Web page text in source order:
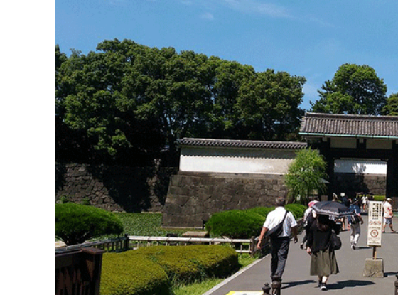
Vườn Đông của Cung điện Hoàng gia Tokyo là một trong
Honmaru là một khu vực bãi cỏ lớn, nơi du khách có thể
gàng, với nhiều hồ nước, cây cầu và những con đường lát
những loài hoa và cây cối theo mùa được chăm sóc cẩn
>> Xem thêm:Công viên Ueno - Điểm dừng chân “must